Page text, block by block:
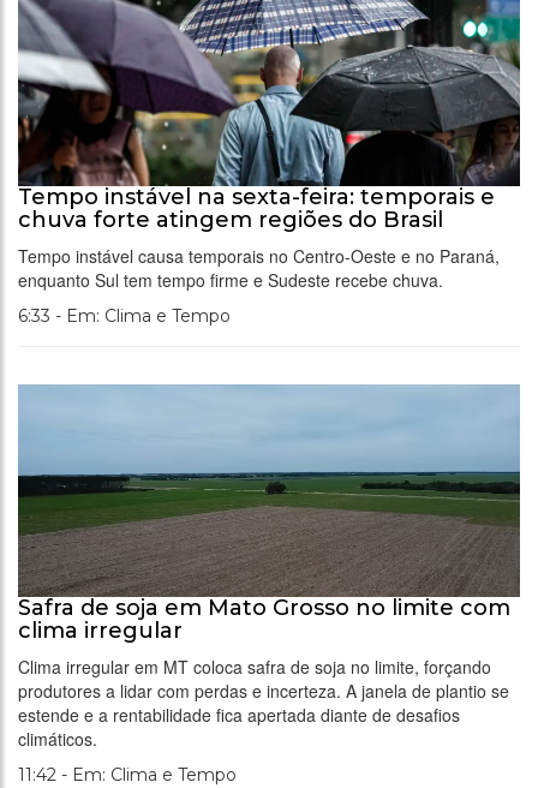
Tempo instável na sexta-feira: temporais e
chuva forte atingem regiões do Brasil
Tempo instável causa temporais no Centro-Oeste e no Paraná,
enquanto Sul tem tempo firme e Sudeste recebe chuva.
6:33 - Em: Clima e Tempo
Safra de soja em Mato Grosso no limite com
clima irregular
Clima irregular em MT coloca safra de soja no limite, forçando
produtores a lidar com perdas e incerteza. A janela de plantio se
estende e a rentabilidade fica apertada diante de desafios
climáticos.
11:42 - Em: Clima e Tempo